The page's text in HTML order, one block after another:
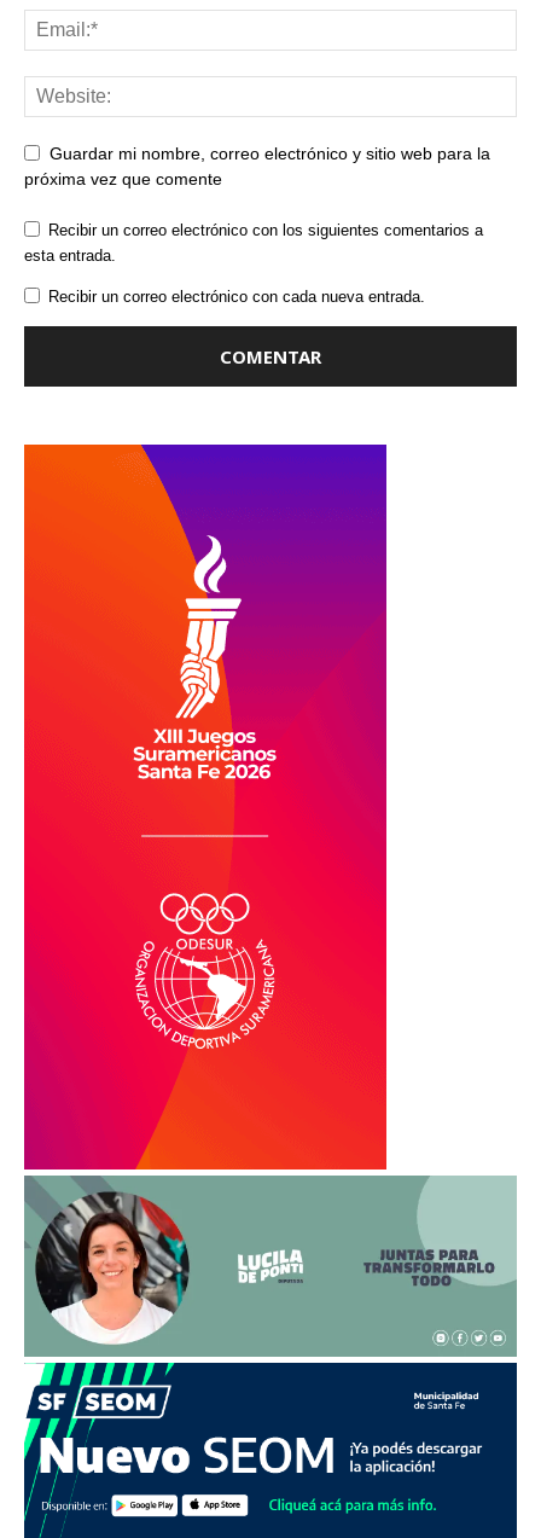
Guardar mi nombre, correo electrónico y sitio web para la
próxima vez que comente
Recibir un correo electrónico con los siguientes comentarios a
esta entrada.
Recibir un correo electrónico con cada nueva entrada.